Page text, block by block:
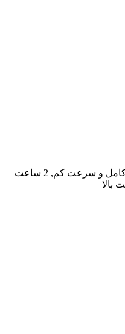
18.5 ساعت دوام با شارژ کامل و سرعت کم, 2 ساعت
بالا